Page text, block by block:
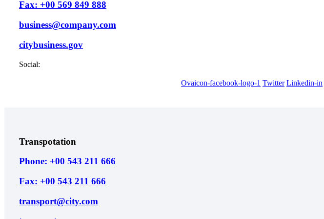
Fax: +00 569 849 888
business@company.com
citybusiness.gov
Social:
Ovaicon-facebook-logo-1 Twitter Linkedin-in
Transpotation
Phone: +00 543 211 666
Fax: +00 543 211 666
transport@city.com